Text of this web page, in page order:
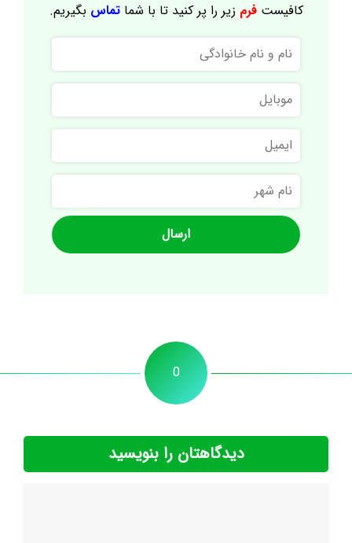
کافیستفرم زیر را پر کنید تا با شماتماس بگیریم.
نام
و
نام
خانوادگی
موبایل
ایمیل
نام
شهر
0
دیدگاهتان را بنویسید